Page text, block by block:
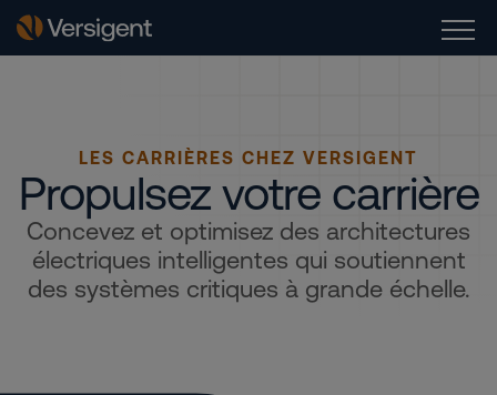
LES CARRIÈRES CHEZ VERSIGENT
Propulsez votre carrière
Concevez et optimisez des architectures
électriques intelligentes qui soutiennent
des systèmes critiques à grande échelle.